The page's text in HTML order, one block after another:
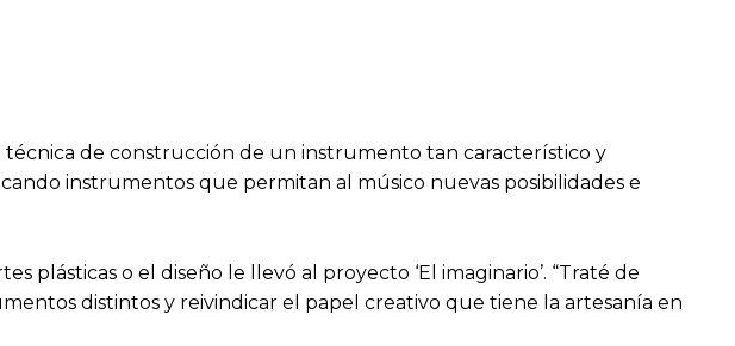
técnica de construcción de un instrumento tan característico y
instrumentos que permitan al músico nuevas posibilidades e
plásticas o el diseño le llevó al proyecto ‘El imaginario’. “Traté de
distintos y reivindicar el papel creativo que tiene la artesanía en